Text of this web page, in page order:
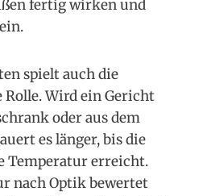
fertig wirken und
spielt auch die
Wird ein Gericht
oder aus dem
es länger, bis die
Temperatur erreicht.
nach Optik bewertet